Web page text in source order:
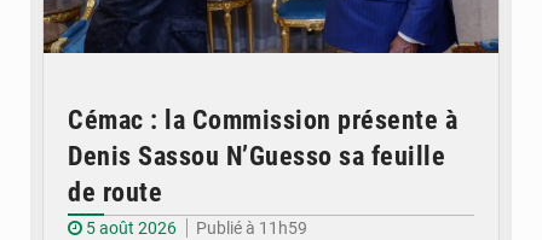
Cémac : la Commission présente à
Denis Sassou N’Guesso sa feuille
de route
5 août 2026
Publié à 11h59